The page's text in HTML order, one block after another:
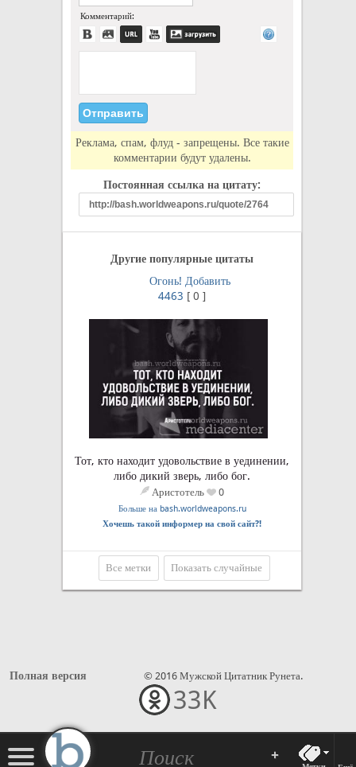
+
Комментарий:
Реклама, спам, флуд - запрещены. Все такие
комментарии будут удалены.
Постоянная ссылка на цитату:
Другие популярные цитаты
Огонь! Добавить
4463 [ 0 ]
Тот, кто находит удовольствие в уединении,
либо дикий зверь, либо бог.
Аристотель 0
Больше на bash.worldweapons.ru
Хочешь такой информер на свой сайт?!
Все метки Показать случайные
Полная версия © 2016 Мужской Цитатник Рунета.
33K